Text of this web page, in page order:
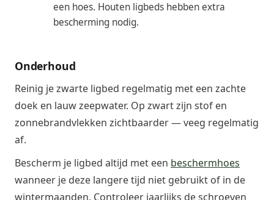
een hoes. Houten ligbeds hebben extra
bescherming nodig.
Onderhoud
Reinig je zwarte ligbed regelmatig met een zachte
doek en lauw zeepwater. Op zwart zijn stof en
zonnebrandvlekken zichtbaarder — veeg regelmatig
af.
Bescherm je ligbed altijd met een beschermhoes
wanneer je deze langere tijd niet gebruikt of in de
wintermaanden. Controleer jaarlijks de schroeven